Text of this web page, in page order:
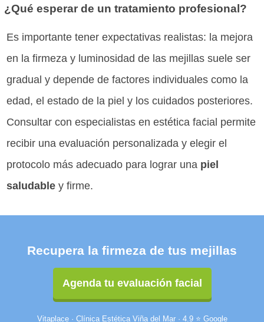
¿Qué esperar de un tratamiento profesional?
Es importante tener expectativas realistas: la mejora
en la firmeza y luminosidad de las mejillas suele ser
gradual y depende de factores individuales como la
edad, el estado de la piel y los cuidados posteriores.
Consultar con especialistas en estética facial permite
recibir una evaluación personalizada y elegir el
protocolo más adecuado para lograr una piel
saludable y firme.
Recupera la firmeza de tus mejillas
Agenda tu evaluación facial
Vitaplace · Clínica Estética Viña del Mar · 4.9 ⭐ Google